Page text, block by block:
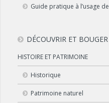
Guide pratique à l’usage
DÉCOUVRIR ET BOUGER
HISTOIRE ET PATRIMOINE
Historique
Patrimoine naturel